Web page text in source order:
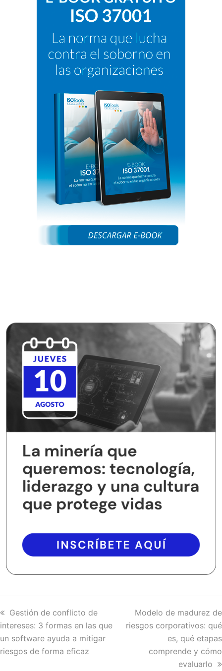
previous
post:
Gestión de conflicto de
intereses: 3 formas en las que
un software ayuda a mitigar
riesgos de forma eficaz
next
post:
Modelo de madurez de
riesgos corporativos: qué
es, qué etapas
comprende y cómo
evaluarlo